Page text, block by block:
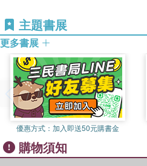
主題書展
更多書展
優惠方式： 加入即送50元購書金
購物須知